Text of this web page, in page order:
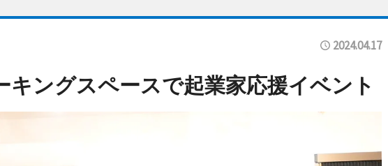
2024.04.17
キングスペースで起業家応援イベント